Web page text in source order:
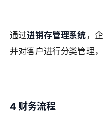
通过进销存管理系统 ，
并对客户进行分类管理
4 财务流程